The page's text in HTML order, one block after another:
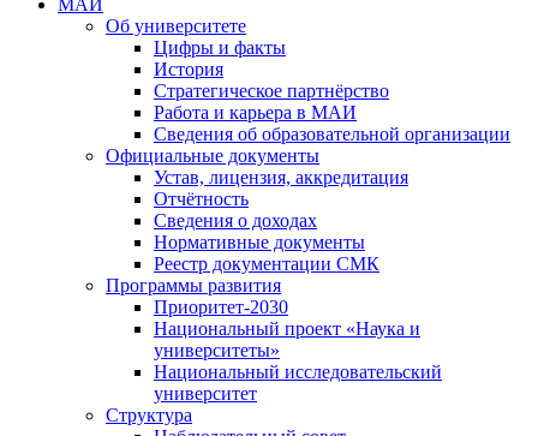
Об университете
Цифры и факты
История
Стратегическое партнёрство
Работа и карьера в МАИ
Сведения об образовательной организации
Официальные документы
Устав, лицензия, аккредитация
Отчётность
Сведения о доходах
Нормативные документы
Реестр документации СМК
Программы развития
Приоритет-2030
Национальный проект «Наука и
университеты»
Национальный исследовательский
университет
Структура